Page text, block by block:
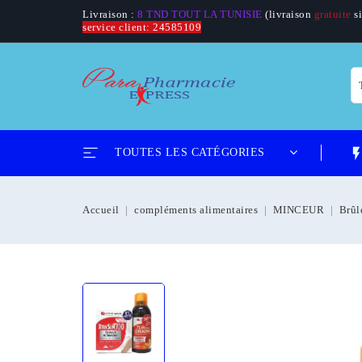
Livraison : 8 TND TOUT LA TUNISIE (livraison gratuite
service client: 24585109
TOUTES LES CATÉGORIES flash_on
Accueil compléments alimentaires MINCEUR